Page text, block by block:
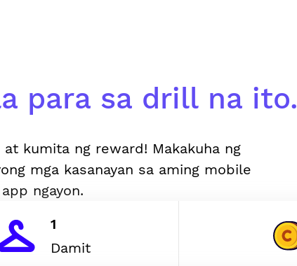
para sa drill na ito.
kumita ng reward! Makakuha ng
mga kasanayan sa aming mobile
app ngayon.
1
Damit